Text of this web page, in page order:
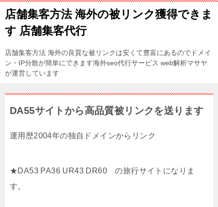
店舗集客方法 海外の被リンク獲得できま
す 店舗集客代行
店舗集客方法 海外の良質な被リンクは安くて豊富にあるのでドメイ
ン・IP分散が簡単にできます海外seo代行サービス web解析マサヤ
が運営しています
DA55サイトから高品質被リンクを送ります
運用歴2004年の独自ドメインからリンク
★DA53 PA36 UR43 DR60 の旅行サイトになりま
す。